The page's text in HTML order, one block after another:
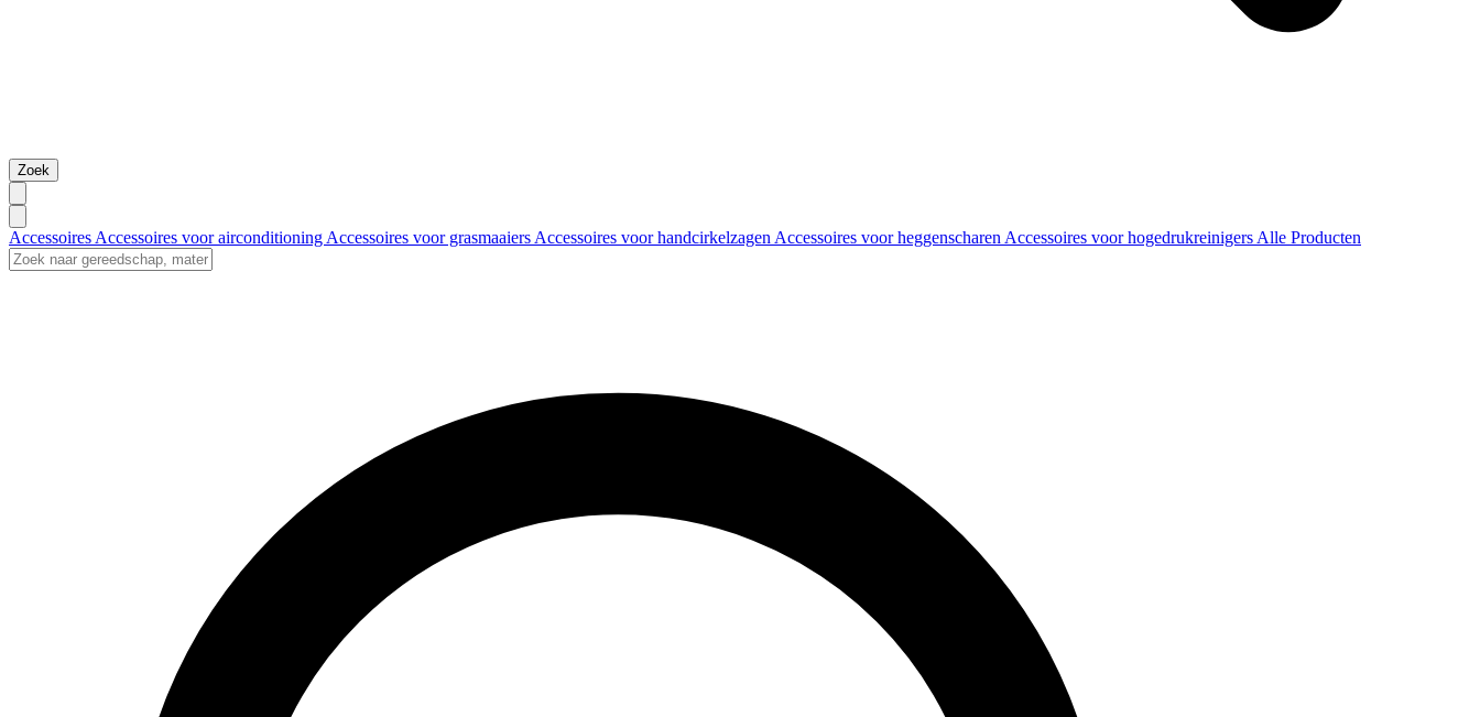
Zoek
Accessoires Accessoires voor airconditioning Accessoires voor grasmaaiers Accessoires voor handcirkelzagen Accessoires voor heggenscharen Accessoires voor hogedrukreinigers Alle Producten